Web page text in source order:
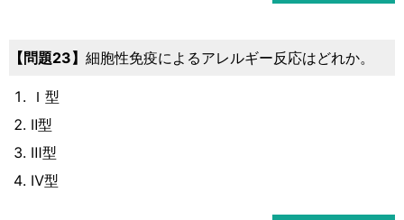
問題23 細胞性免疫によるアレルギー反応はどれか。
Ｉ型
Ⅱ型
Ⅲ型
Ⅳ型